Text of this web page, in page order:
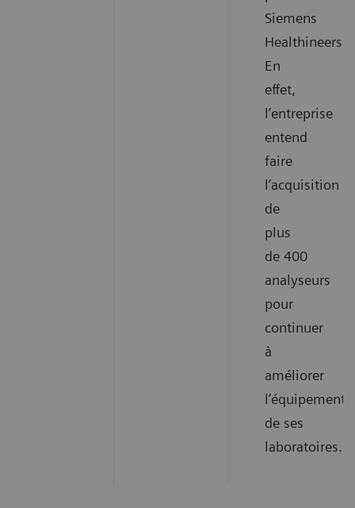
Siemens
Healthineers.
En
effet,
l’entreprise
entend
faire
l’acquisition
de
plus
de 400
analyseurs
pour
continuer
à
améliorer
l’équipement
de ses
laboratoires.